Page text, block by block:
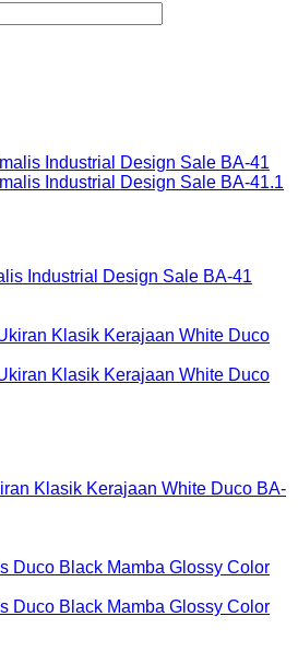
Industrial Design Sale BA-41
Klasik Kerajaan White Duco BA-